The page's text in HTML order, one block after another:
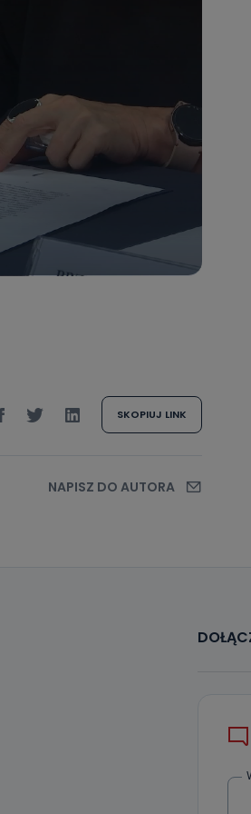
będą przechowywane?
przetwarzane na podstawie prawnie
wniesienia sprzeciwu.
to dane, które pochodzą
lub dane osobowe, które zostały
imię i nazwisko, adres e-mail, telefon
osobowych są pracownicy i
w jego biznesowej działalności.
danych osobowych?
SKOPIUJ LINK
NAPISZ DO AUTORA